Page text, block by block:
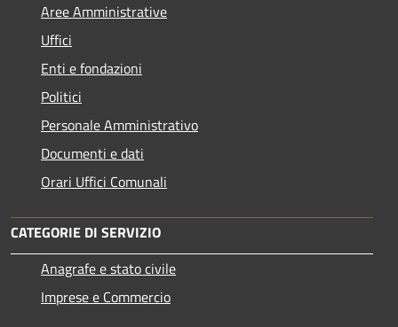
Aree Amministrative
Uffici
Enti e fondazioni
Politici
Personale Amministrativo
Documenti e dati
Orari Uffici Comunali
CATEGORIE DI SERVIZIO
Anagrafe e stato civile
Imprese e Commercio